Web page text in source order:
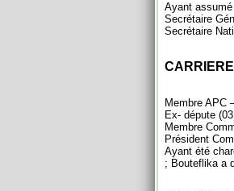
Ayant
Secrétaire
Secrétaire
Membre APC
Ex- députe
Membre
Président
Ayant été
Bouteflika a